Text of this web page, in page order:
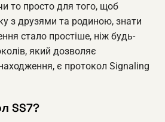
то просто для того, щоб
з друзями та родиною, знати
стало простіше, ніж будь-
який дозволяє
є протокол Signaling
SS7?